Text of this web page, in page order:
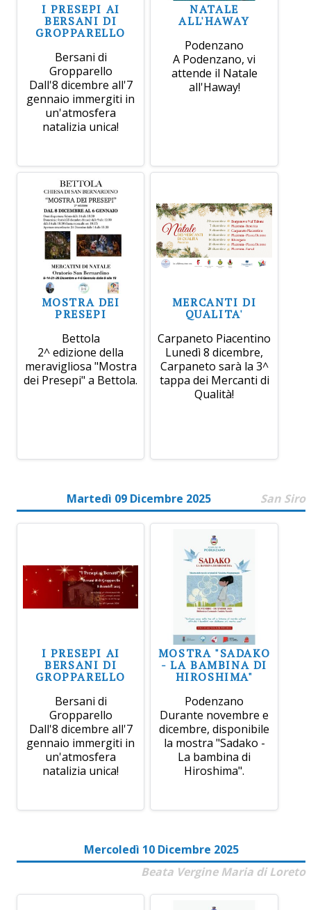
I PRESEPI AI
BERSANI DI
GROPPARELLO
Bersani di
Gropparello
Dall'8 dicembre all'7
gennaio immergiti in
un'atmosfera
natalizia unica!
NATALE
ALL'HAWAY
Podenzano
A Podenzano, vi
attende il Natale
all'Haway!
MOSTRA DEI
PRESEPI
Bettola
2^ edizione della
meravigliosa "Mostra
dei Presepi" a Bettola.
MERCANTI DI
QUALITA'
Carpaneto Piacentino
Lunedì 8 dicembre,
Carpaneto sarà la 3^
tappa dei Mercanti di
Qualità!
Martedì 09 Dicembre 2025 San Siro
I PRESEPI AI
BERSANI DI
GROPPARELLO
Bersani di
Gropparello
Dall'8 dicembre all'7
gennaio immergiti in
un'atmosfera
natalizia unica!
MOSTRA "SADAKO
- LA BAMBINA DI
HIROSHIMA"
Podenzano
Durante novembre e
dicembre, disponibile
la mostra "Sadako -
La bambina di
Hiroshima".
Mercoledì 10 Dicembre 2025
Beata Vergine Maria di Loreto